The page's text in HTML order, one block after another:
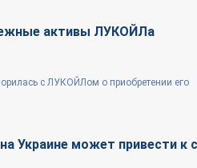
активы ЛУКОЙЛа
с ЛУКОЙЛом о приобретении его
Украине может привести к